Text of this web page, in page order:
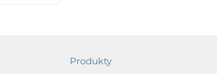
Produkty